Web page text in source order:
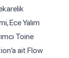
Ece Yalım
Toine
ait Flow